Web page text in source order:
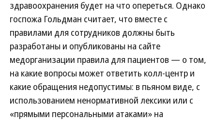
здравоохранения будет на что опереться. Однако
госпожа Гольдман считает, что вместе с
правилами для сотрудников должны быть
разработаны и опубликованы на сайте
медорганизации правила для пациентов — о том,
на какие вопросы может ответить колл-центр и
какие обращения недопустимы: в пьяном виде, с
использованием ненормативной лексики или с
«прямыми персональными атаками» на